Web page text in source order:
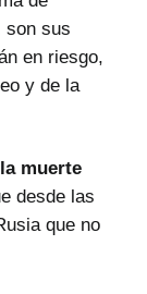
son sus
en riesgo,
y de la
muerte
desde las
que no